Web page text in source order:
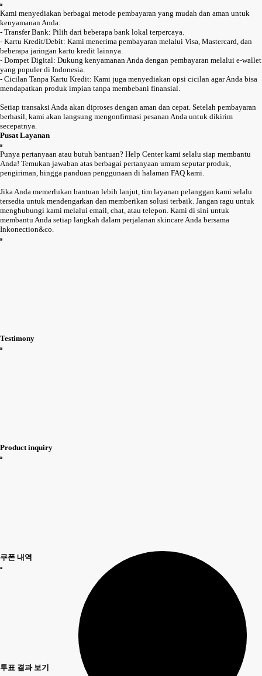
Kami menyediakan berbagai metode pembayaran yang mudah dan aman untuk
kenyamanan Anda:
- Transfer Bank: Pilih dari beberapa bank lokal terpercaya.
- Kartu Kredit/Debit: Kami menerima pembayaran melalui Visa, Mastercard, dan
beberapa jaringan kartu kredit lainnya.
- Dompet Digital: Dukung kenyamanan Anda dengan pembayaran melalui e-wallet
yang populer di Indonesia.
- Cicilan Tanpa Kartu Kredit: Kami juga menyediakan opsi cicilan agar Anda bisa
mendapatkan produk impian tanpa membebani finansial.
Setiap transaksi Anda akan diproses dengan aman dan cepat. Setelah pembayaran
berhasil, kami akan langsung mengonfirmasi pesanan Anda untuk dikirim
secepatnya.
Pusat Layanan
Punya pertanyaan atau butuh bantuan? Help Center kami selalu siap membantu
Anda! Temukan jawaban atas berbagai pertanyaan umum seputar produk,
pengiriman, hingga panduan penggunaan di halaman FAQ kami.
Jika Anda memerlukan bantuan lebih lanjut, tim layanan pelanggan kami selalu
tersedia untuk mendengarkan dan memberikan solusi terbaik. Jangan ragu untuk
menghubungi kami melalui email, chat, atau telepon. Kami di sini untuk
membantu Anda setiap langkah dalam perjalanan skincare Anda bersama
Inkonection&co.
Testimony
Product inquiry
쿠폰 내역
투표 결과 보기